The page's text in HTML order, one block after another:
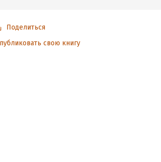
Поделиться
свою книгу